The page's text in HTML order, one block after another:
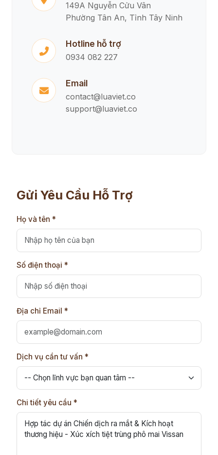
149A Nguyễn Cửu Vân
Phường Tân An, Tỉnh Tây Ninh
Hotline hỗ trợ
0934 082 227
Email
contact@luaviet.co
support@luaviet.co
Gửi Yêu Cầu Hỗ Trợ
Họ và tên *
Số điện thoại *
Địa chỉ Email *
Dịch vụ cần tư vấn *
Chi tiết yêu cầu *